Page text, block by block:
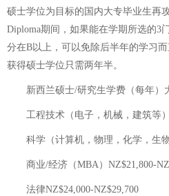
硕士学位为目标的国内大专毕业生再
Diploma期间，如果能在学期所选的3
分在B以上，可以免除后半年的学习
获得硕士学位只需两年半。
新西兰硕士/研究生学费（每年）
工程技术（电子，机械，建筑等）
科学（计算机，物理，化学，生物
商业/经济（MBA）NZ$21,800-
法律NZ$24,000-NZ$29,700